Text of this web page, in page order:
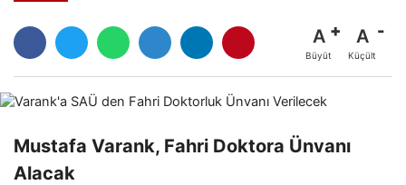
A
Büyüt
A
Küçült
Mustafa Varank, Fahri Doktora Ünvanı
Alacak